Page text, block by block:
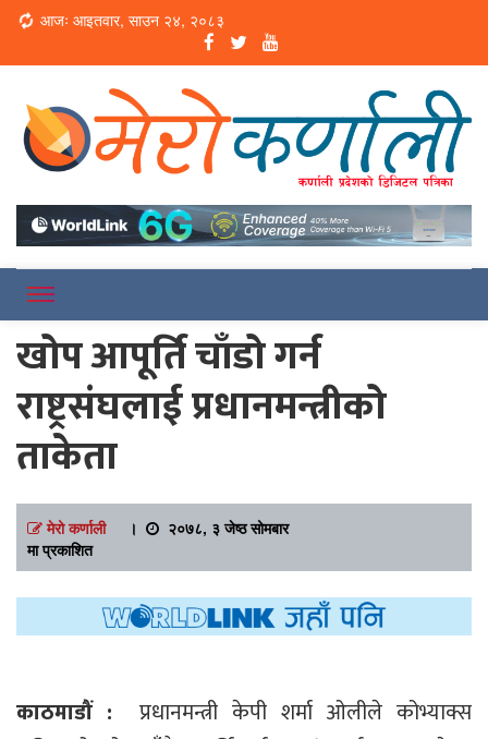
Loading...
आजः आइतवार, साउन २४, २०८३
Merokarnali
खोप आपूर्ति चाँडो गर्न
राष्ट्रसंघलाई प्रधानमन्त्रीको
ताकेता
मेरो कर्णाली।
२०७८, ३ जेष्ठ सोमबार
मा प्रकाशित
काठमाडौं : प्रधानमन्त्री केपी शर्मा ओलीले कोभ्याक्स